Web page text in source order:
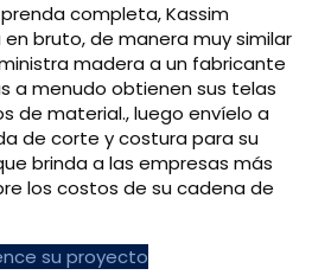
completa, Kassim
bruto, de manera muy similar
madera a un fabricante
a menudo obtienen sus telas
de material., luego envíelo a
de corte y costura para su
brinda a las empresas más
los costos de su cadena de
su proyecto